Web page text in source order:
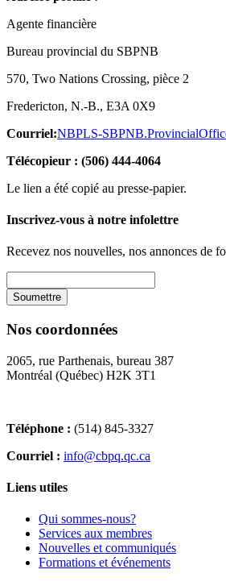
Agente financière
Bureau provincial du SBPNB
570, Two Nations Crossing, pièce 2
Fredericton, N.-B., E3A 0X9
Courriel:NBPLS-
Télécopieur : (506) 444-4064
Le lien a été copié au presse-papier.
Inscrivez-vous à notre infolettre
Recevez nos nouvelles, nos annonces de
Nos coordonnées
2065, rue Parthenais, bureau 387
Montréal (Québec) H2K 3T1
Téléphone : (514) 845-3327
Courriel : info@cbpq.qc.ca
Liens utiles
Qui sommes-nous?
Services aux membres
Nouvelles et communiqués
Formations et événements